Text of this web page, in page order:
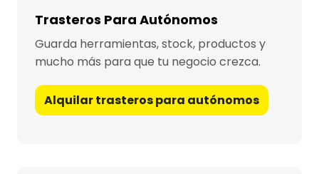
Trasteros Para Autónomos
Guarda herramientas, stock, productos y
mucho más para que tu negocio crezca.
Alquilar trasteros para autónomos